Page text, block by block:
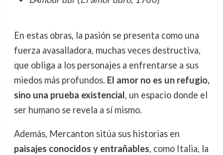
En estas obras, la pasión se presenta como una
fuerza avasalladora, muchas veces destructiva,
que obliga a los personajes a enfrentarse a sus
miedos más profundos. El amor no es un refugio,
sino una prueba existencial, un espacio donde el
ser humano se revela a sí mismo.
Además, Mercanton sitúa sus historias en
paisajes conocidos y entrañables, como Italia, la